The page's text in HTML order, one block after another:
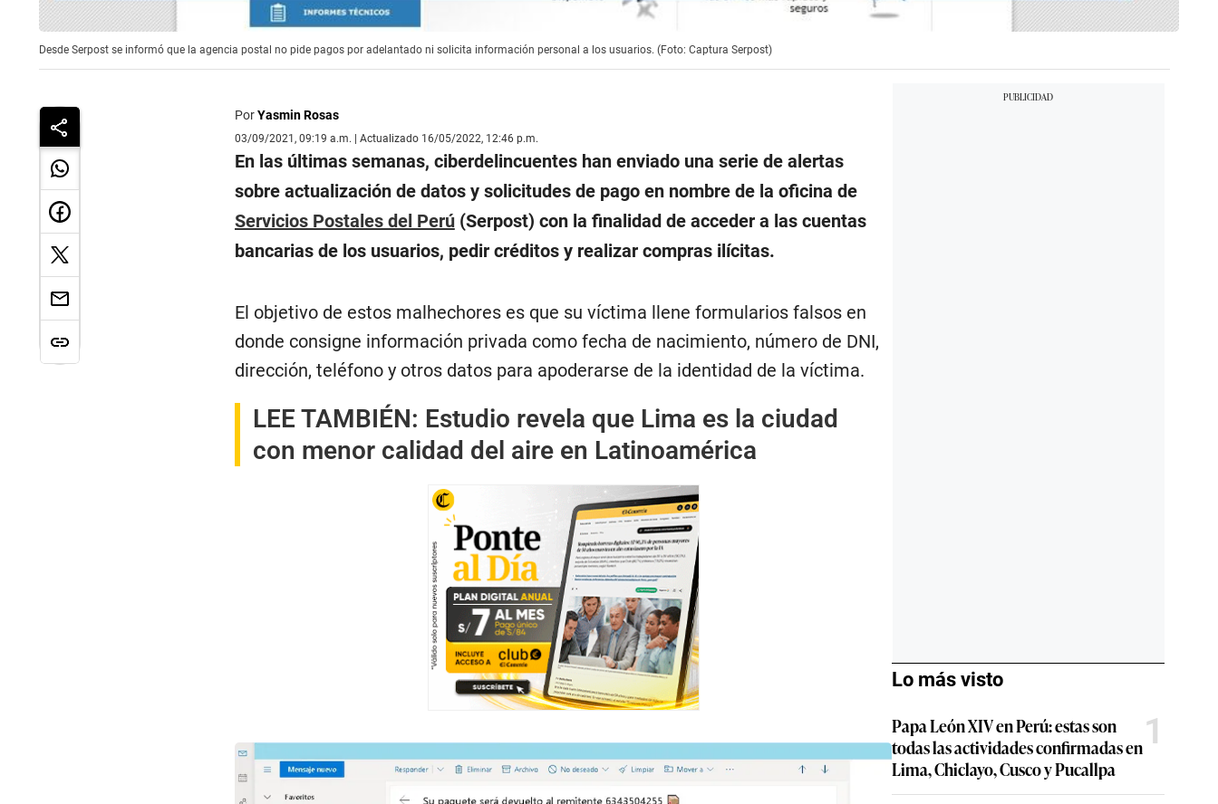
Desde Serpost se informó que la agencia postal no pide pagos por adelantado ni solicita información personal a los usuarios. (Foto: Captura Serpost)
PorYasmin Rosas
03/09/2021, 09:19 a.m. | Actualizado 16/05/2022, 12:46 p.m.
En las últimas semanas, ciberdelincuentes han enviado una serie de alertas
sobre actualización de datos y solicitudes de pago en nombre de la oficina de
Servicios Postales del Perú(Serpost) con la finalidad de acceder a las cuentas
bancarias de los usuarios, pedir créditos y realizar compras ilícitas.
El objetivo de estos malhechores es que su víctima llene formularios falsos en
donde consigne información privada como fecha de nacimiento, número de DNI,
dirección, teléfono y otros datos para apoderarse de la identidad de la víctima.
LEE TAMBIÉN: Estudio revela que Lima es la ciudad
con menor calidad del aire en Latinoamérica
Lo más visto
Papa León XIV en Perú: estas son
todas las actividades confirmadas en
Lima, Chiclayo, Cusco y Pucallpa
1